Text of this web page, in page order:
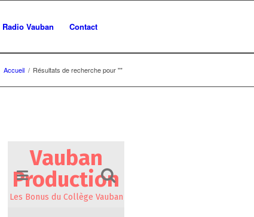
Radio Vauban Contact
Accueil / Résultats de recherche pour ""